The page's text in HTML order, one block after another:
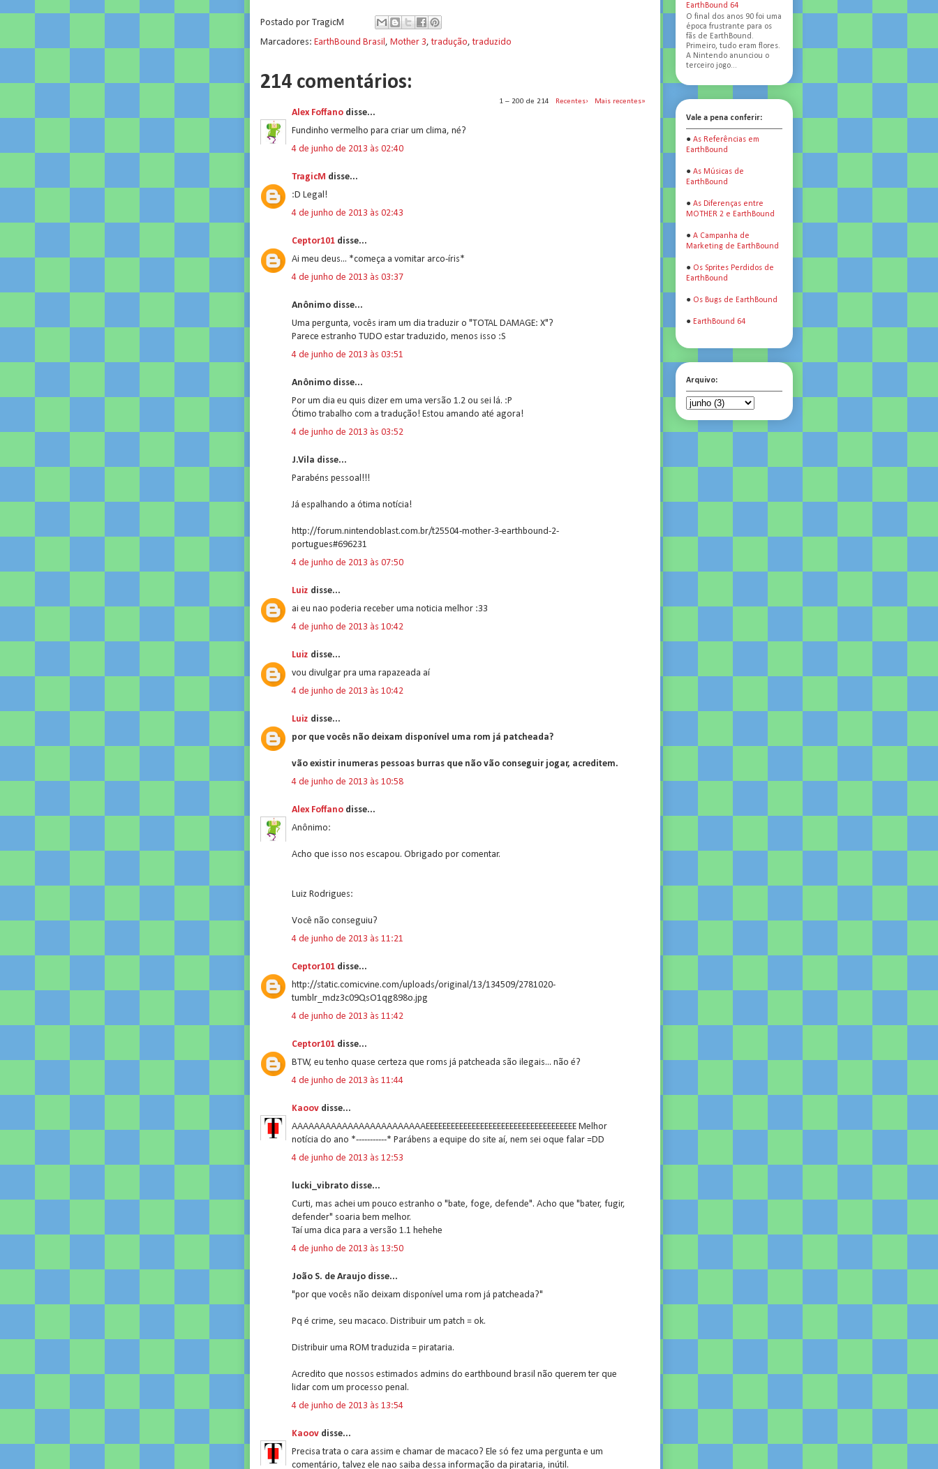
Postado por TragicM
Marcadores: EarthBound Brasil, Mother 3,tradução,traduzido
214 comentários:
1 – 200 de 214 Recentes› Mais recentes»
Alex Foffano disse...
Fundinho vermelho para criar um clima, né?
4 de junho de 2013 às 02:40
TragicM disse...
:D Legal!
4 de junho de 2013 às 02:43
Ceptor101 disse...
Ai meu deus... *começa a vomitar arco-íris*
4 de junho de 2013 às 03:37
Anônimo disse...
Uma pergunta, vocês iram um dia traduzir o "TOTAL DAMAGE: X"?
Parece estranho TUDO estar traduzido, menos isso :S
4 de junho de 2013 às 03:51
Anônimo disse...
Por um dia eu quis dizer em uma versão 1.2 ou sei lá. :P
Ótimo trabalho com a tradução! Estou amando até agora!
4 de junho de 2013 às 03:52
J.Vila disse...
Parabéns pessoal!!!
Já espalhando a ótima notícia!
http://forum.nintendoblast.com.br/t25504-mother-3-earthbound-2-
portugues#696231
4 de junho de 2013 às 07:50
Luiz disse...
ai eu nao poderia receber uma noticia melhor :33
4 de junho de 2013 às 10:42
Luiz disse...
vou divulgar pra uma rapazeada aí
4 de junho de 2013 às 10:42
Luiz disse...
por que vocês não deixam disponível uma rom já patcheada?
vão existir inumeras pessoas burras que não vão conseguir jogar, acreditem.
4 de junho de 2013 às 10:58
Alex Foffano disse...
Anônimo:
Acho que isso nos escapou. Obrigado por comentar.
Luiz Rodrigues:
Você não conseguiu?
4 de junho de 2013 às 11:21
Ceptor101 disse...
http://static.comicvine.com/uploads/original/13/134509/2781020-
tumblr_mdz3c09QsO1qg898o.jpg
4 de junho de 2013 às 11:42
Ceptor101 disse...
BTW, eu tenho quase certeza que roms já patcheada são ilegais... não é?
4 de junho de 2013 às 11:44
Kaoov disse...
AAAAAAAAAAAAAAAAAAAAAAAAEEEEEEEEEEEEEEEEEEEEEEEEEEEEEEEEEEEE Melhor
notícia do ano *-----------* Parábens a equipe do site aí, nem sei oque falar =DD
4 de junho de 2013 às 12:53
lucki_vibrato disse...
Curti, mas achei um pouco estranho o "bate, foge, defende". Acho que "bater, fugir,
defender" soaria bem melhor.
Taí uma dica para a versão 1.1 hehehe
4 de junho de 2013 às 13:50
João S. de Araujo disse...
"por que vocês não deixam disponível uma rom já patcheada?"
Pq é crime, seu macaco. Distribuir um patch = ok.
Distribuir uma ROM traduzida = pirataria.
Acredito que nossos estimados admins do earthbound brasil não querem ter que
lidar com um processo penal.
4 de junho de 2013 às 13:54
Kaoov disse...
Precisa trata o cara assim e chamar de macaco? Ele só fez uma pergunta e um
comentário, talvez ele nao saiba dessa informação da pirataria, inútil.
EarthBound 64
O final dos anos 90 foi uma
época frustrante para os
fãs de EarthBound.
Primeiro, tudo eram flores.
A Nintendo anunciou o
terceiro jogo...
Vale a pena conferir:
● As Referências em
EarthBound
● As Músicas de
EarthBound
● As Diferenças entre
MOTHER 2 e EarthBound
● A Campanha de
Marketing de EarthBound
● Os Sprites Perdidos de
EarthBound
● Os Bugs de EarthBound
● EarthBound 64
Arquivo: